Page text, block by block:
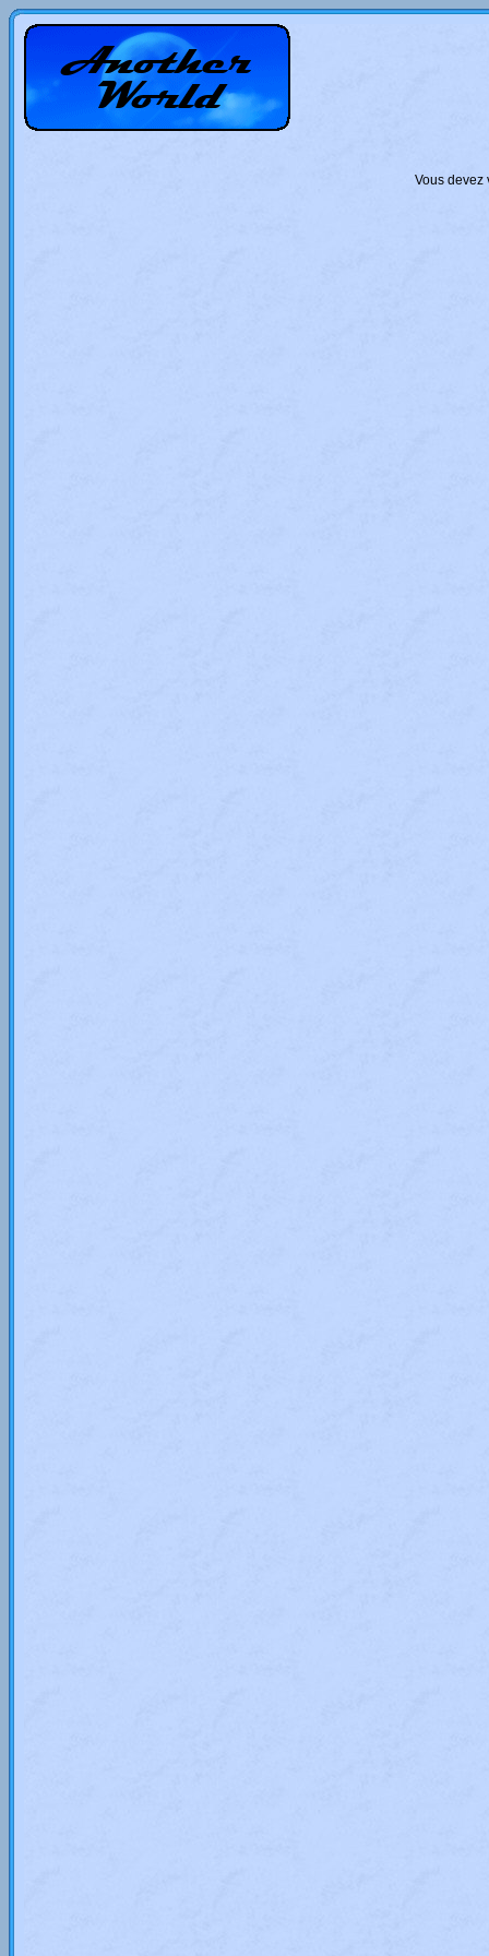
Vous devez